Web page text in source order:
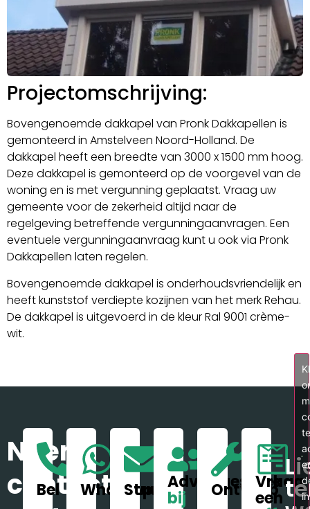
Projectomschrijving:
Bovengenoemde dakkapel van Pronk Dakkapellen is
gemonteerd in Amstelveen Noord-Holland. De
dakkapel heeft een breedte van 3000 x 1500 mm hoog.
Deze dakkapel is gemonteerd op de voorgevel van de
woning en is met vergunning geplaatst. Vraag uw
gemeente voor de zekerheid altijd naar de
regelgeving betreffende vergunningaanvragen. Een
eventuele vergunningaanvraag kunt u ook via Pronk
Dakkapellen laten regelen.
Bovengenoemde dakkapel is onderhoudsvriendelijk en
heeft kunststof verdiepte kozijnen van het merk Rehau.
De dakkapel is uitgevoerd in de kleur Ral 9001 crème-
wit.
Neem
contact
Bel
WhatsApp
Stuur Adviesgesprek
bij
OntwerpVraag
een